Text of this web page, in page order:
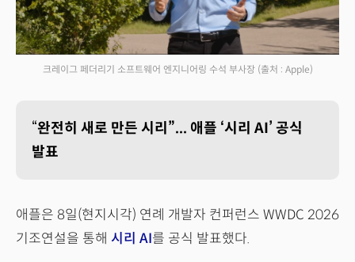
크레이그 페더리기 소프트웨어 엔지니어링 수석 부사장 (출처 : Apple)
“완전히 새로 만든 시리”... 애플 ‘시리 AI’ 공식
발표
애플은 8일(현지시각) 연례 개발자 컨퍼런스 WWDC 2026
기조연설을 통해 시리 AI를 공식 발표했다.